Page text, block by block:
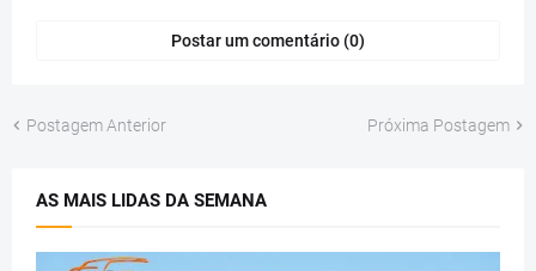
Postar um comentário (0)
Postagem Anterior Próxima Postagem
AS MAIS LIDAS DA SEMANA